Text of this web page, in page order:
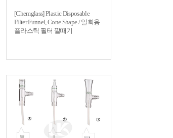
[Chemglass] Plastic Disposable
Filter Funnel, Cone Shape / 일회용
플라스틱 필터 깔때기